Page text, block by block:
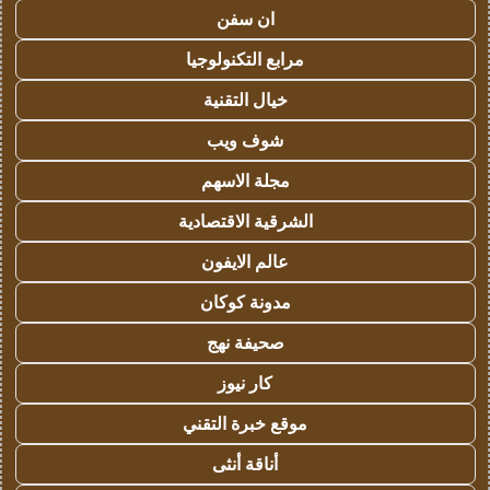
ان سفن
مرابع التكنولوجيا
خيال التقنية
شوف ويب
مجلة الاسهم
الشرقية الاقتصادية
عالم الايفون
مدونة كوكان
صحيفة نهج
كار نيوز
موقع خبرة التقني
أناقة أنثى